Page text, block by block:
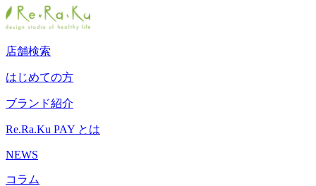
店舗検索
はじめての方
ブランド紹介
Re.Ra.Ku PAY とは
NEWS
コラム